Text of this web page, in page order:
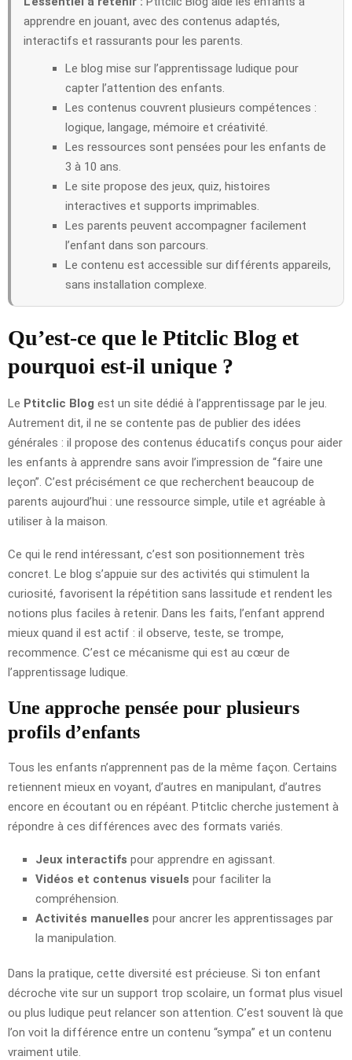
apprendre en jouant, avec des contenus adaptés,
interactifs et rassurants pour les parents.
Le blog mise sur l’apprentissage ludique pour
capter l’attention des enfants.
Les contenus couvrent plusieurs compétences :
logique, langage, mémoire et créativité.
Les ressources sont pensées pour les enfants de
3 à 10 ans.
Le site propose des jeux, quiz, histoires
interactives et supports imprimables.
Les parents peuvent accompagner facilement
l’enfant dans son parcours.
Le contenu est accessible sur différents appareils,
sans installation complexe.
Qu’est-ce que le Ptitclic Blog et
pourquoi est-il unique ?
Le Ptitclic Blog est un site dédié à l’apprentissage par le jeu.
Autrement dit, il ne se contente pas de publier des idées
générales : il propose des contenus éducatifs conçus pour aider
les enfants à apprendre sans avoir l’impression de “faire une
leçon”. C’est précisément ce que recherchent beaucoup de
parents aujourd’hui : une ressource simple, utile et agréable à
utiliser à la maison.
Ce qui le rend intéressant, c’est son positionnement très
concret. Le blog s’appuie sur des activités qui stimulent la
curiosité, favorisent la répétition sans lassitude et rendent les
notions plus faciles à retenir. Dans les faits, l’enfant apprend
mieux quand il est actif : il observe, teste, se trompe,
recommence. C’est ce mécanisme qui est au cœur de
l’apprentissage ludique.
Une approche pensée pour plusieurs
profils d’enfants
Tous les enfants n’apprennent pas de la même façon. Certains
retiennent mieux en voyant, d’autres en manipulant, d’autres
encore en écoutant ou en répéant. Ptitclic cherche justement à
répondre à ces différences avec des formats variés.
Jeux interactifs pour apprendre en agissant.
Vidéos et contenus visuels pour faciliter la
compréhension.
Activités manuelles pour ancrer les apprentissages par
la manipulation.
Dans la pratique, cette diversité est précieuse. Si ton enfant
décroche vite sur un support trop scolaire, un format plus visuel
ou plus ludique peut relancer son attention. C’est souvent là que
l’on voit la différence entre un contenu “sympa” et un contenu
vraiment utile.